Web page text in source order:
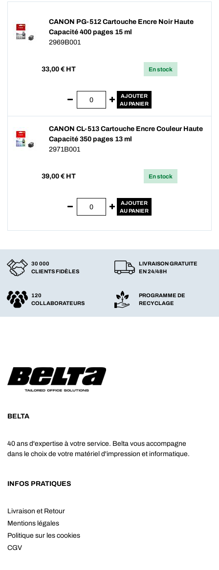
CANON PG-512 Cartouche Encre Noir Haute
Capacité 400 pages 15 ml
2969B001
33,00 € HT En stock
AJOUTER
AU PANIER
CANON CL-513 Cartouche Encre Couleur Haute
Capacité 350 pages 13 ml
2971B001
39,00 € HT En stock
AJOUTER
AU PANIER
30 000
CLIENTS FIDÈLES
LIVRAISON GRATUITE
EN 24/48H
120
COLLABORATEURS
PROGRAMME DE
RECYCLAGE
BELTA
40 ans d'expertise à votre service. Belta vous accompagne
dans le choix de votre matériel d'impression et informatique.
INFOS PRATIQUES
Livraison et Retour
Mentions légales
Politique sur les cookies
CGV